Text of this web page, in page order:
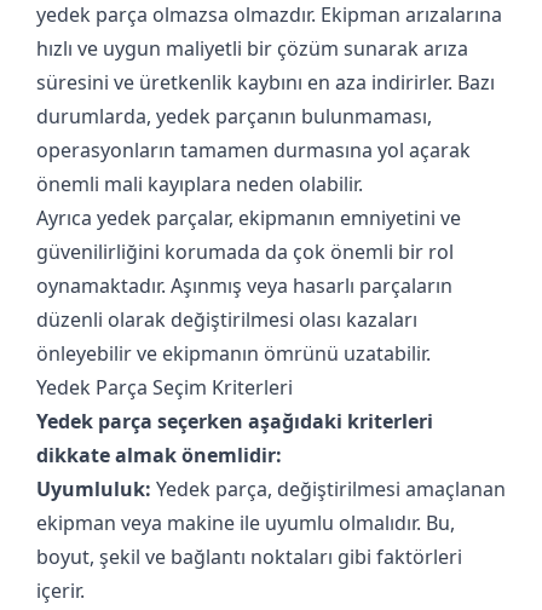
yedek parça olmazsa olmazdır. Ekipman arızalarına
hızlı ve uygun maliyetli bir çözüm sunarak arıza
süresini ve üretkenlik kaybını en aza indirirler. Bazı
durumlarda, yedek parçanın bulunmaması,
operasyonların tamamen durmasına yol açarak
önemli mali kayıplara neden olabilir.
Ayrıca yedek parçalar, ekipmanın emniyetini ve
güvenilirliğini korumada da çok önemli bir rol
oynamaktadır. Aşınmış veya hasarlı parçaların
düzenli olarak değiştirilmesi olası kazaları
önleyebilir ve ekipmanın ömrünü uzatabilir.
Yedek Parça Seçim Kriterleri
Yedek parça seçerken aşağıdaki kriterleri
dikkate almak önemlidir:
Uyumluluk: Yedek parça, değiştirilmesi amaçlanan
ekipman veya makine ile uyumlu olmalıdır. Bu,
boyut, şekil ve bağlantı noktaları gibi faktörleri
içerir.